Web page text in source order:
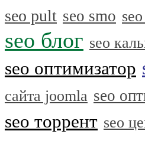
seo pult seo smo
seo блог seo
seo оптимизатор
сайта joomla seo
seo торрент seo